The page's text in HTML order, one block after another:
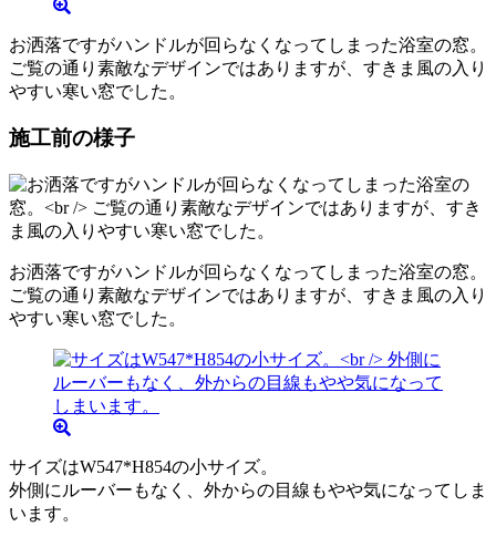
お洒落ですがハンドルが回らなくなってしまった浴室の窓。
ご覧の通り素敵なデザインではありますが、すきま風の入り
やすい寒い窓でした。
施工前の様子
お洒落ですがハンドルが回らなくなってしまった浴室の窓。
ご覧の通り素敵なデザインではありますが、すきま風の入り
やすい寒い窓でした。
サイズはW547*H854の小サイズ。
外側にルーバーもなく、外からの目線もやや気になってしま
います。